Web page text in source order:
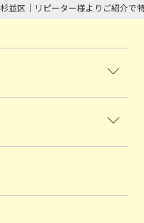
並区｜リピーター様よりご紹介で